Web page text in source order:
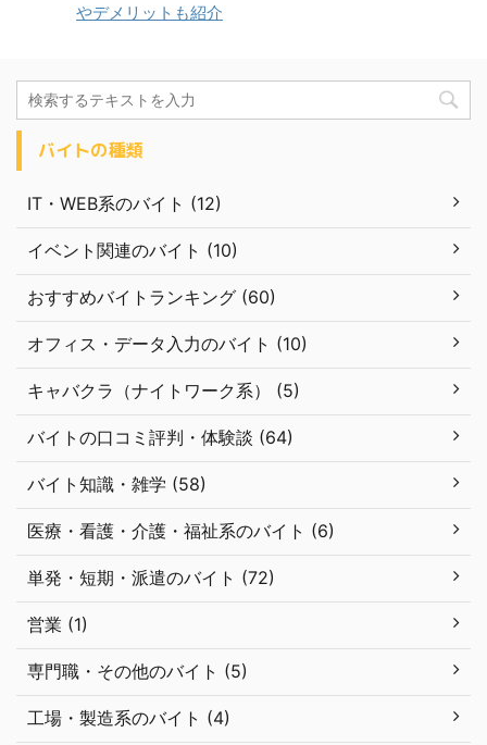
やデメリットも紹介
バイトの種類
IT・WEB系のバイト (12)
イベント関連のバイト (10)
おすすめバイトランキング (60)
オフィス・データ入力のバイト (10)
キャバクラ（ナイトワーク系） (5)
バイトの口コミ評判・体験談 (64)
バイト知識・雑学 (58)
医療・看護・介護・福祉系のバイト (6)
単発・短期・派遣のバイト (72)
営業 (1)
専門職・その他のバイト (5)
工場・製造系のバイト (4)